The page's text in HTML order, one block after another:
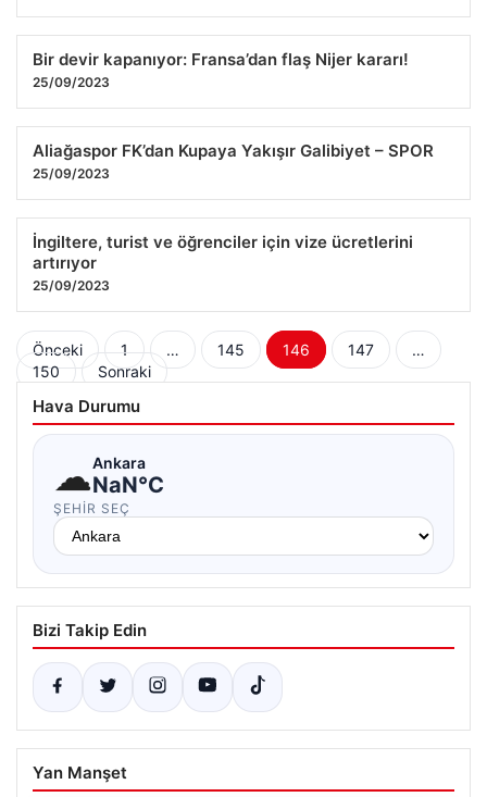
Bir devir kapanıyor: Fransa’dan flaş Nijer kararı!
25/09/2023
Aliağaspor FK’dan Kupaya Yakışır Galibiyet – SPOR
25/09/2023
İngiltere, turist ve öğrenciler için vize ücretlerini
artırıyor
25/09/2023
Yazı
sayfalaması
Önceki 1 … 145 146 147
…
150
Sonraki
Hava Durumu
☁Ankara
NaN°C
ŞEHIR SEÇ
Bizi Takip Edin
Yan Manşet